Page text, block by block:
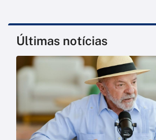
Últimas notícias